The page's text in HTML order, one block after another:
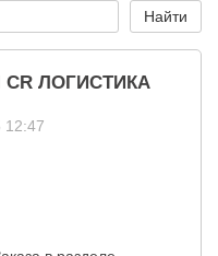
ЛОГИСТИКА
12:47